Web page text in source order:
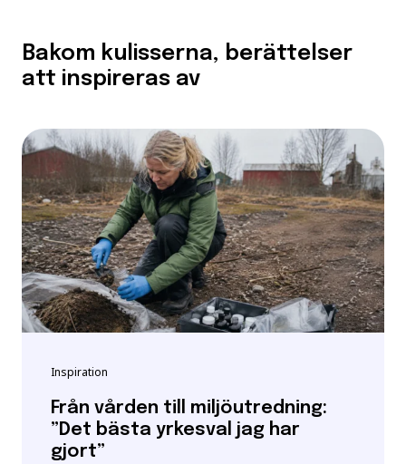
Bakom kulisserna, berättelser
att inspireras av
Inspiration
Från vården till miljöutredning:
”Det bästa yrkesval jag har
gjort”